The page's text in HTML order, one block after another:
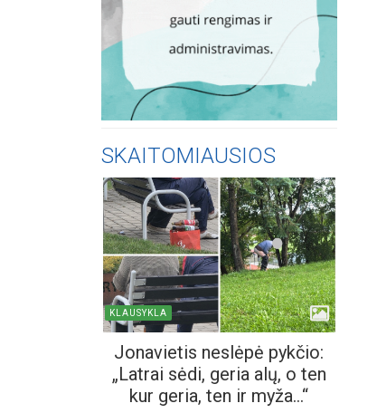
SKAITOMIAUSIOS
KLAUSYKLA
Jonavietis neslėpė pykčio:
„Latrai sėdi, geria alų, o ten
kur geria, ten ir myža...“